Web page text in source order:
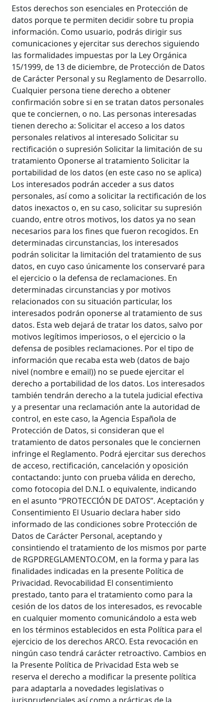
Estos derechos son esenciales en Protección de
datos porque te permiten decidir sobre tu propia
información. Como usuario, podrás dirigir sus
comunicaciones y ejercitar sus derechos siguiendo
las formalidades impuestas por la Ley Orgánica
15/1999, de 13 de diciembre, de Protección de Datos
de Carácter Personal y su Reglamento de Desarrollo.
Cualquier persona tiene derecho a obtener
confirmación sobre si en se tratan datos personales
que te conciernen, o no. Las personas interesadas
tienen derecho a: Solicitar el acceso a los datos
personales relativos al interesado Solicitar su
rectificación o supresión Solicitar la limitación de su
tratamiento Oponerse al tratamiento Solicitar la
portabilidad de los datos (en este caso no se aplica)
Los interesados podrán acceder a sus datos
personales, así como a solicitar la rectificación de los
datos inexactos o, en su caso, solicitar su supresión
cuando, entre otros motivos, los datos ya no sean
necesarios para los fines que fueron recogidos. En
determinadas circunstancias, los interesados
podrán solicitar la limitación del tratamiento de sus
datos, en cuyo caso únicamente los conservaré para
el ejercicio o la defensa de reclamaciones. En
determinadas circunstancias y por motivos
relacionados con su situación particular, los
interesados podrán oponerse al tratamiento de sus
datos. Esta web dejará de tratar los datos, salvo por
motivos legítimos imperiosos, o el ejercicio o la
defensa de posibles reclamaciones. Por el tipo de
información que recaba esta web (datos de bajo
nivel (nombre e email)) no se puede ejercitar el
derecho a portabilidad de los datos. Los interesados
también tendrán derecho a la tutela judicial efectiva
y a presentar una reclamación ante la autoridad de
control, en este caso, la Agencia Española de
Protección de Datos, si consideran que el
tratamiento de datos personales que le conciernen
infringe el Reglamento. Podrá ejercitar sus derechos
de acceso, rectificación, cancelación y oposición
contactando: junto con prueba válida en derecho,
como fotocopia del D.N.I. o equivalente, indicando
en el asunto “PROTECCIÓN DE DATOS”. Aceptación y
Consentimiento El Usuario declara haber sido
informado de las condiciones sobre Protección de
Datos de Carácter Personal, aceptando y
consintiendo el tratamiento de los mismos por parte
de RGPDREGLAMENTO.COM, en la forma y para las
finalidades indicadas en la presente Política de
Privacidad. Revocabilidad El consentimiento
prestado, tanto para el tratamiento como para la
cesión de los datos de los interesados, es revocable
en cualquier momento comunicándolo a esta web
en los términos establecidos en esta Política para el
ejercicio de los derechos ARCO. Esta revocación en
ningún caso tendrá carácter retroactivo. Cambios en
la Presente Política de Privacidad Esta web se
reserva el derecho a modificar la presente política
para adaptarla a novedades legislativas o